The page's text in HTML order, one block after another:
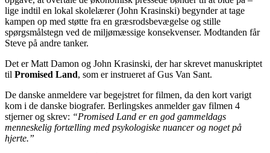
lige indtil en lokal skolelærer (John Krasinski) begynder at tage
kampen op med støtte fra en græsrodsbevægelse og stille
spørgsmålstegn ved de miljømæssige konsekvenser. Modtanden får
Steve på andre tanker.
Det er Matt Damon og John Krasinski, der har skrevet manuskriptet
til Promised Land, som er instrueret af Gus Van Sant.
De danske anmeldere var begejstret for filmen, da den kort varigt
kom i de danske biografer. Berlingskes anmelder gav filmen 4
stjerner og skrev: “Promised Land er en god gammeldags
menneskelig fortælling med psykologiske nuancer og noget på
hjerte.”